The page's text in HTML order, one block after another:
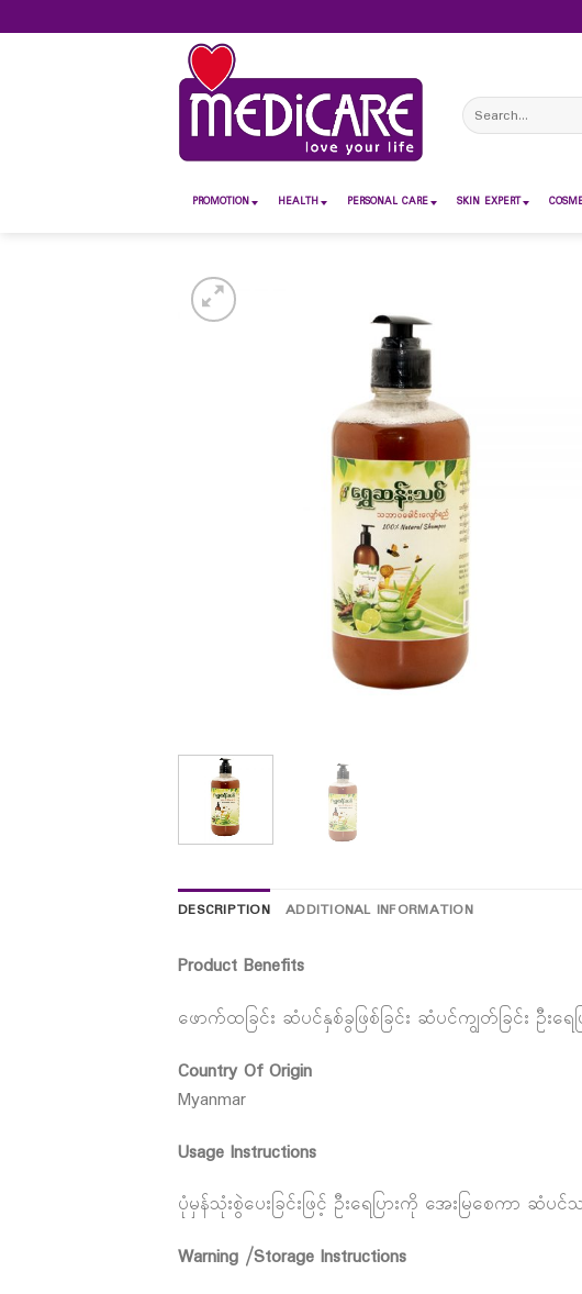
to
Search
for:
PROMOTION HEALTH PERSONAL CARE SKIN EXPERT
DESCRIPTION ADDITIONAL INFORMATION
Product Benefits
ဖောက်ထခြင်း ဆံပင်နှစ်ခွဖြစ်ခြင်း ဆံပင်ကျွတ်ခြင်း ဦးရ
Country Of Origin
Myanmar
Usage Instructions
ပုံမှန်သုံးစွဲပေးခြင်းဖြင့် ဦးရေပြားကို အေးမြစေကာ ဆံ
Warning /Storage Instructions